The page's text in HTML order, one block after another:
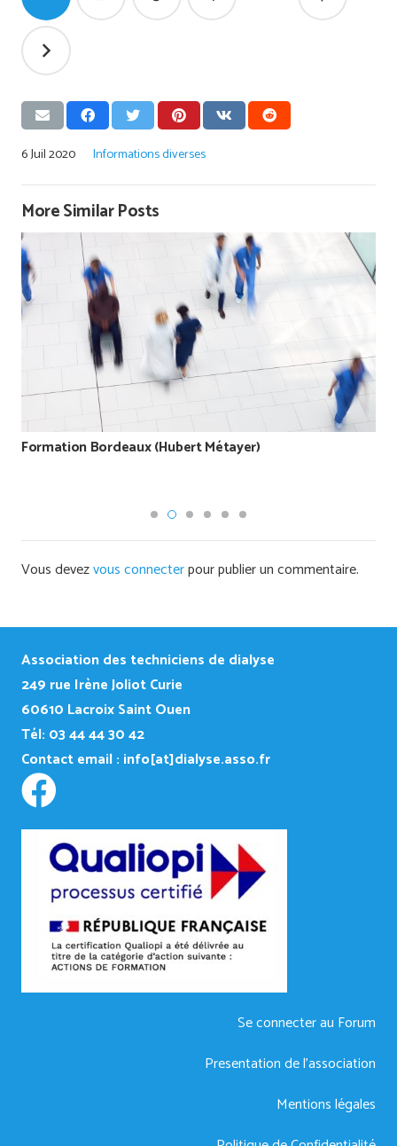
des
publications
6 Juil 2020 Informations diverses
More Similar Posts
Un technicien de dialyse en mission humanitaire pour
Vous devezvous connecterpour publier un commentaire.
Association des techniciens de dialyse
249 rue Irène Joliot Curie
60610 Lacroix Saint Ouen
Tél: 03 44 44 30 42
Contact email : info[at]dialyse.asso.fr
Se connecter au Forum
Presentation de l’association
Mentions légales